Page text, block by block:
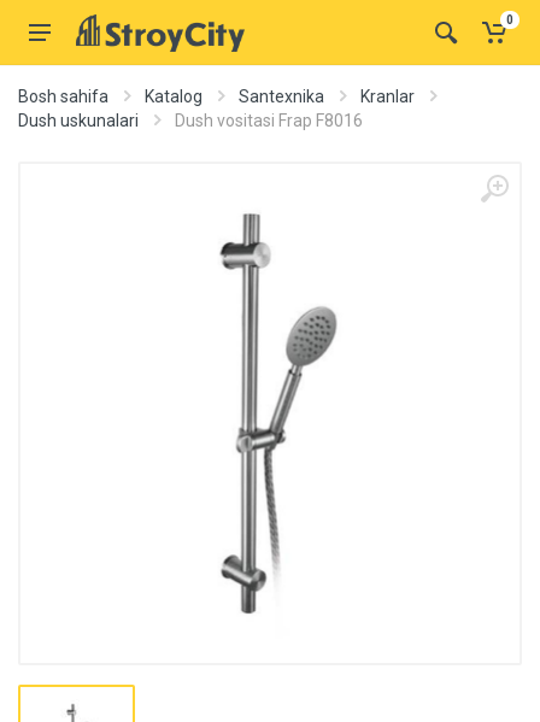
0
Bosh sahifa Katalog Santexnika
Kranlar
Dush uskunalari
Dush vositasi Frap F8016